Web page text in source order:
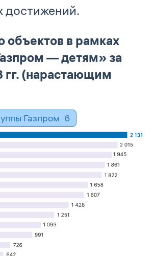
достижений.
объектов в рамках
— детям» за
гг. (нарастающим
Газпром 6